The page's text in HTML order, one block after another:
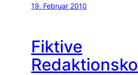
19. Februar 2010
Fiktive
Redaktionsko